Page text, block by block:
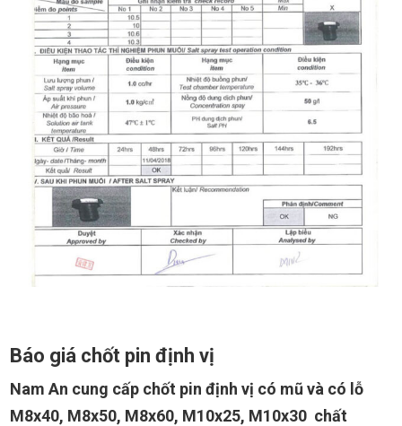
Báo giá chốt pin định vị
Nam An cung cấp chốt pin định vị có mũ và có lỗ
M8x40, M8x50, M8x60, M10x25, M10x30 chất